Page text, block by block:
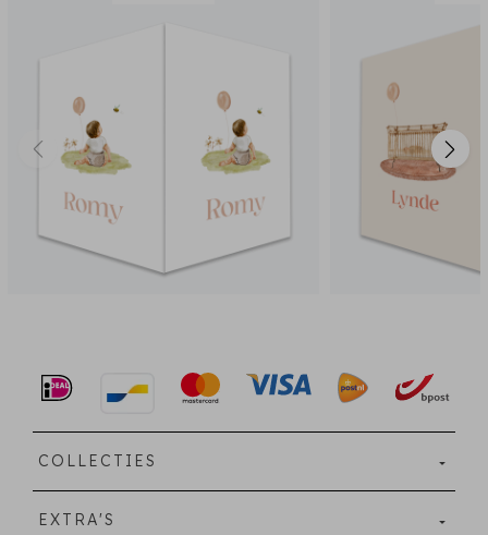
COLLECTIES
EXTRA'S